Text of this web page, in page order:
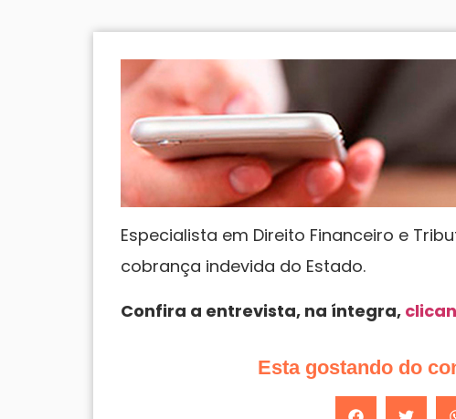
Especialista em Direito Financeiro e
cobrança indevida do Estado.
Confira a entrevista, na íntegra,
Esta gostando do